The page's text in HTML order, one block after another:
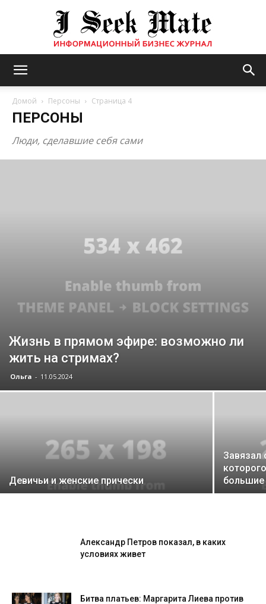
ISM
Домой Персоны Страница 4
ПЕРСОНЫ
Люди, сделавшие себя сами
Жизнь в прямом эфире: возможно ли
жить на стримах?
Ольга - 11.05.2024
Девичьи и женские прически
Завязал
Александр Петров показал, в каких
условиях живет
Битва платьев: Маргарита Лиева против